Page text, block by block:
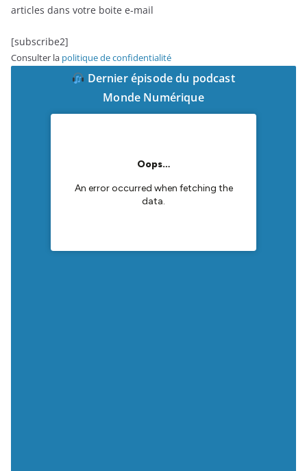
articles dans votre boite e-mail
[subscribe2]
Consulter la politique de confidentialité
Dernier épisode du podcast
Monde Numérique